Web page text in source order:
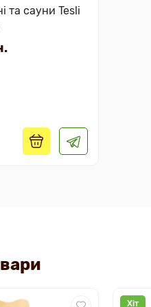
та сауни Tesli
Хіт